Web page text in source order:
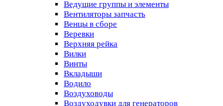
Ведущие группы и элементы
Вентиляторы запчасть
Венцы в сборе
Веревки
Верхняя рейка
Вилки
Винты
Вкладыши
Водило
Воздуховоды
Воздуходувки для генераторов